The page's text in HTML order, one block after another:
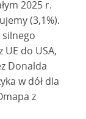
2025 r.
(3,1%).
silnego
do USA,
Donalda
w dół dla
z